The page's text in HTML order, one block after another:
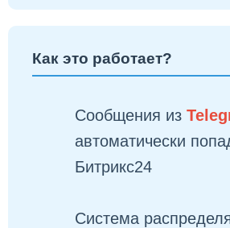
Как это работает?
Сообщения из
автоматически
Битрикс24
Система